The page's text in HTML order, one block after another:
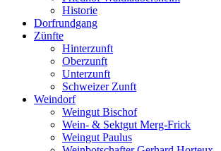
Historie
Dorfrundgang
Zünfte
Hinterzunft
Oberzunft
Unterzunft
Schweizer Zunft
Weindorf
Weingut Bischof
Wein- & Sektgut Merg-Frick
Weingut Paulus